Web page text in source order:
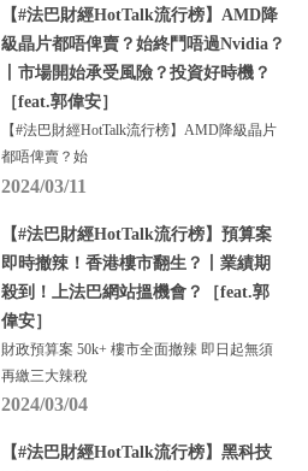
【#法巴財經HotTalk流行榜】AMD降
級晶片都唔俾賣？始終鬥唔過Nvidia？
丨市場開始承受風險？投資好時機？
［feat.郭偉安］
【#法巴財經HotTalk流行榜】AMD降級晶片
都唔俾賣？始
2024/03/11
【#法巴財經HotTalk流行榜】預算案
即時撤辣！香港樓市翻生？丨業績期
殺到！上法巴網站搵機會？［feat.郭
偉安］
財政預算案 50k+ 樓市全面撤辣 即日起無須
再繳三大辣稅
2024/03/04
【#法巴財經HotTalk流行榜】黑科技